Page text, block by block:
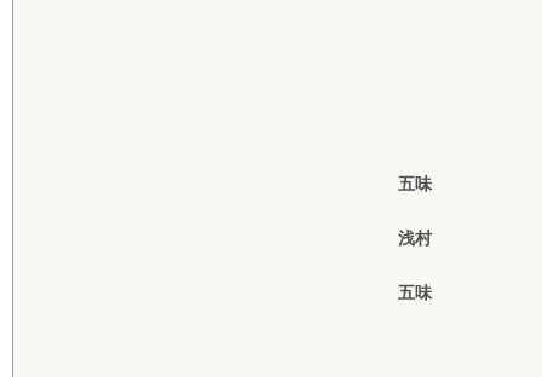
五味
浅村
五味